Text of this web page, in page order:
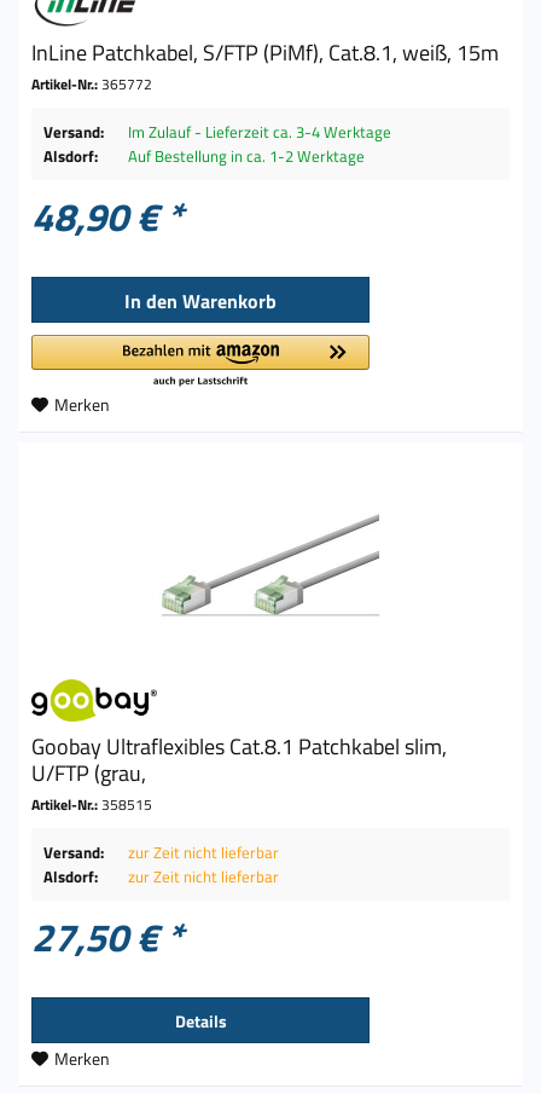
InLine Patchkabel, S/FTP (PiMf), Cat.8.1, weiß, 15m
Artikel-Nr.:365772
Versand:
Im Zulauf - Lieferzeit ca. 3-4 Werktage
Alsdorf:
Auf Bestellung in ca. 1-2 Werktage
48,90 € *
In den Warenkorb
Merken
Goobay Ultraflexibles Cat.8.1 Patchkabel slim,
U/FTP (grau,
Artikel-Nr.:358515
Versand:
zur Zeit nicht lieferbar
Alsdorf:
zur Zeit nicht lieferbar
27,50 € *
Details
Merken